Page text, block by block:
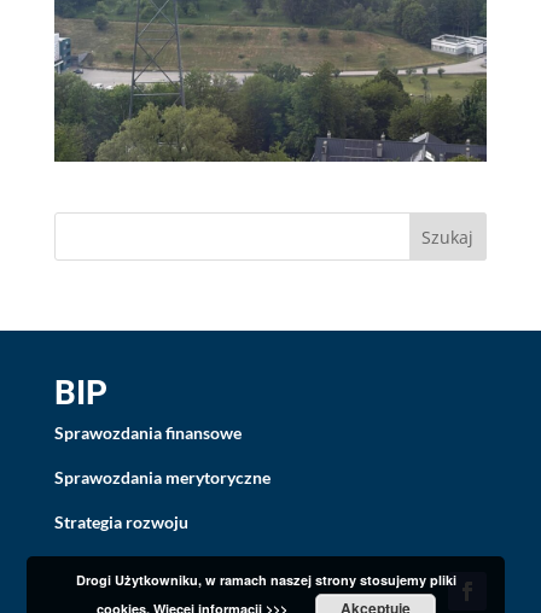
BIP
Sprawozdania finansowe
Sprawozdania merytoryczne
Strategia rozwoju
Drogi Użytkowniku, w ramach naszej strony stosujemy pliki
cookies. Więcej informacji >>> Akceptuję